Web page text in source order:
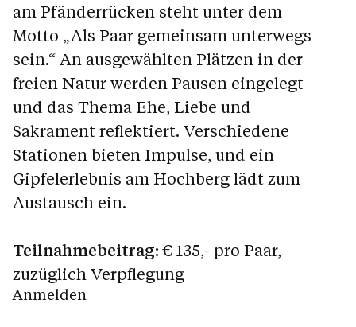
am Pfänderrücken steht unter dem
Motto „Als Paar gemeinsam unterwegs
sein.“ An ausgewählten Plätzen in der
freien Natur werden Pausen eingelegt
und das Thema Ehe, Liebe und
Sakrament reflektiert. Verschiedene
Stationen bieten Impulse, und ein
Gipfelerlebnis am Hochberg lädt zum
Austausch ein.
Teilnahmebeitrag:€ 135,- pro Paar,
zuzüglich Verpflegung
Anmelden